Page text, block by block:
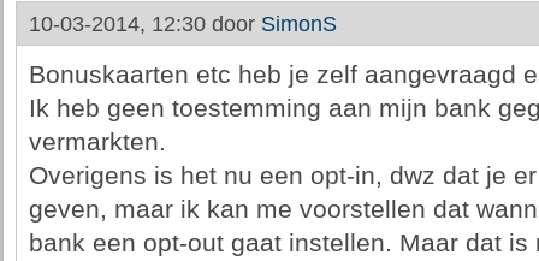
10-03-2014, 12:30 door SimonS
Bonuskaarten etc heb je zelf aangevraagd
Ik heb geen toestemming aan mijn bank
vermarkten.
Overigens is het nu een opt-in, dwz dat je
geven, maar ik kan me voorstellen dat
bank een opt-out gaat instellen. Maar dat